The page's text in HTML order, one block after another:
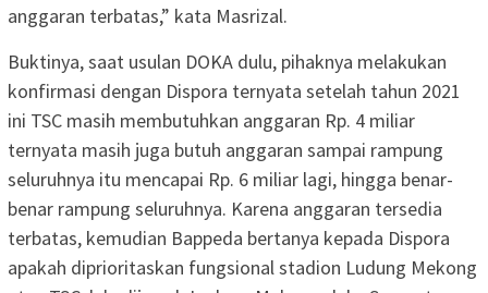
anggaran terbatas,” kata Masrizal.
Buktinya, saat usulan DOKA dulu, pihaknya melakukan
konfirmasi dengan Dispora ternyata setelah tahun 2021
ini TSC masih membutuhkan anggaran Rp. 4 miliar
ternyata masih juga butuh anggaran sampai rampung
seluruhnya itu mencapai Rp. 6 miliar lagi, hingga benar-
benar rampung seluruhnya. Karena anggaran tersedia
terbatas, kemudian Bappeda bertanya kepada Dispora
apakah diprioritaskan fungsional stadion Ludung Mekong